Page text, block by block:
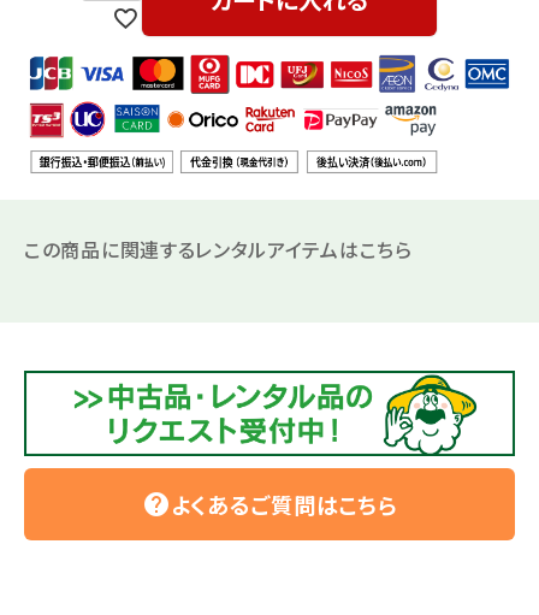
この商品に関連するレンタルアイテムはこちら
helpよくあるご質問はこちら